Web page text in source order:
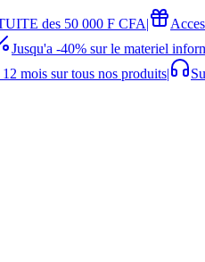
des 50 000 F CFA|
Jusqu'a -40% sur le materiel
mois sur tous nos produits|